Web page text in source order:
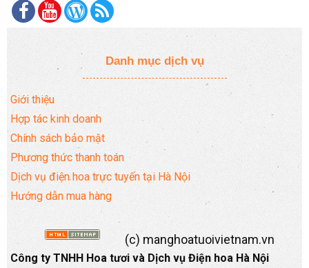
Danh mục dịch vụ
Giới thiệu
Hợp tác kinh doanh
Chính sách bảo mật
Phương thức thanh toán
Dịch vụ điện hoa trực tuyến tại Hà Nội
Hướng dẫn mua hàng
(c) manghoatuoivietnam.vn
Công ty TNHH Hoa tươi và Dịch vụ Điện hoa Hà Nội